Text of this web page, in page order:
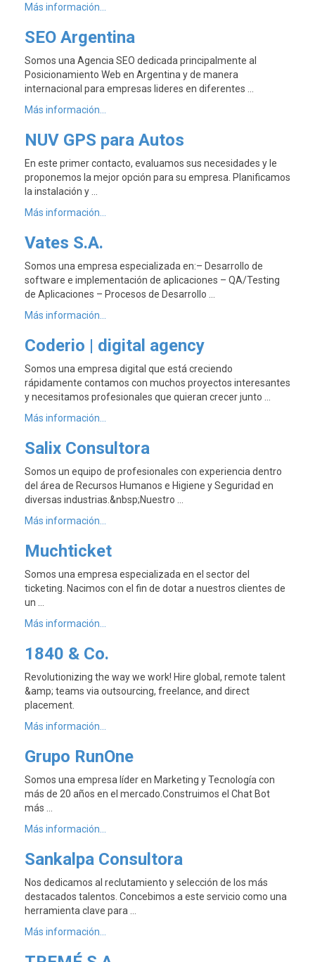
Más información...
SEO Argentina
Somos una Agencia SEO dedicada principalmente al
Posicionamiento Web en Argentina y de manera
internacional para empresas lideres en diferentes …
Más información...
NUV GPS para Autos
En este primer contacto, evaluamos sus necesidades y le
proponemos la mejor opción para su empresa. Planificamos
la instalación y …
Más información...
Vates S.A.
Somos una empresa especializada en:– Desarrollo de
software e implementación de aplicaciones – QA/Testing
de Aplicaciones – Procesos de Desarrollo …
Más información...
Coderio | digital agency
Somos una empresa digital que está creciendo
rápidamente contamos con muchos proyectos interesantes
y necesitamos profesionales que quieran crecer junto …
Más información...
Salix Consultora
Somos un equipo de profesionales con experiencia dentro
del área de Recursos Humanos e Higiene y Seguridad en
diversas industrias.&nbsp;Nuestro …
Más información...
Muchticket
Somos una empresa especializada en el sector del
ticketing. Nacimos con el fin de dotar a nuestros clientes de
un …
Más información...
1840 & Co.
Revolutionizing the way we work! Hire global, remote talent
&amp; teams via outsourcing, freelance, and direct
placement.
Más información...
Grupo RunOne
Somos una empresa líder en Marketing y Tecnología con
más de 20 años en el mercado.Construimos el Chat Bot
más …
Más información...
Sankalpa Consultora
Nos dedicamos al reclutamiento y selección de los más
destacados talentos. Concebimos a este servicio como una
herramienta clave para …
Más información...